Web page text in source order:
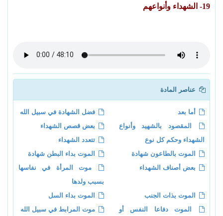
19- الشهداء وأنواعهم
عناصر المادة
أما بعد
فضل الشهادة في سبيل الله
المقصود بالشهيد وأنواع
الشهداء وحكم كل نوع
بعض قصص الشهداء
تتعدد الشهداء
الموت بالطاعون شهادة
الموت بداء البطن شهادة
بعض أصناف الشهداء
موت المرأة في نفاسها
بسبب ولدها
الموت بذات الجنب
الموت بداء السل
الموت دفاعا النفس أو
موت المرابط في سبيل الله